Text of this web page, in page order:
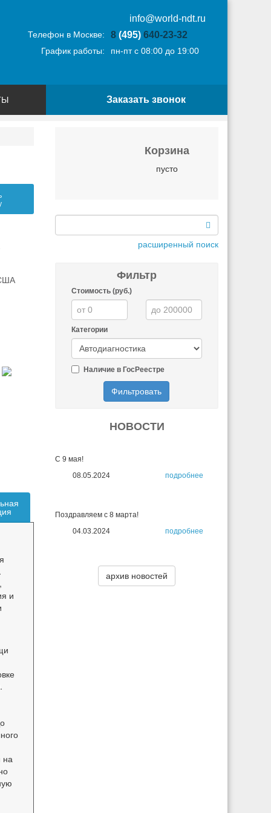
info@world-ndt.ru
Телефон в Москве: 8 (495)640-23-32
График работы: пн-пт с 08:00 до 19:00
Заказать звонок
и
на
Корзина
пусто
расширенный поиск
Фильтр
Стоимость (руб.)
Категории
Наличие в ГосРеестре
Фильтровать
НОВОСТИ
С 9 мая!
08.05.2024
подробнее
Поздравляем с 8 марта!
04.03.2024
подробнее
архив новостей